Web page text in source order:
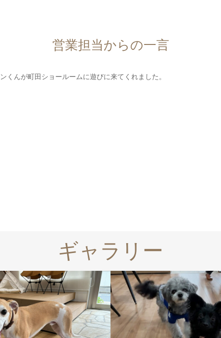
営業担当からの一言
くんが町田ショールームに遊びに来てくれました。
ギャラリー